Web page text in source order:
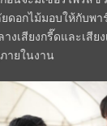
ยดอกไม้มอบให้กับพ
งเสียงกรี๊ดและเสีย
ายในงาน